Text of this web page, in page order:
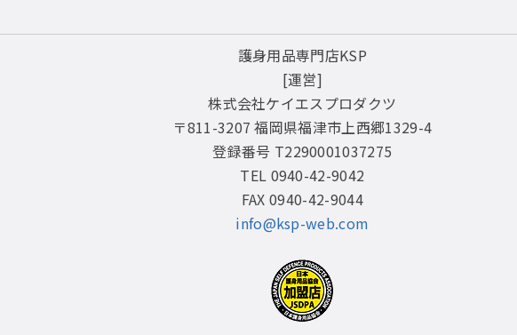
護身用品専門店KSP
[運営]
株式会社ケイエスプロダクツ
〒811-3207 福岡県福津市上西郷1329-4
登録番号 T2290001037275
TEL 0940-42-9042
FAX 0940-42-9044
info@ksp-web.com